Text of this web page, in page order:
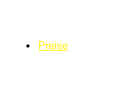
Preise